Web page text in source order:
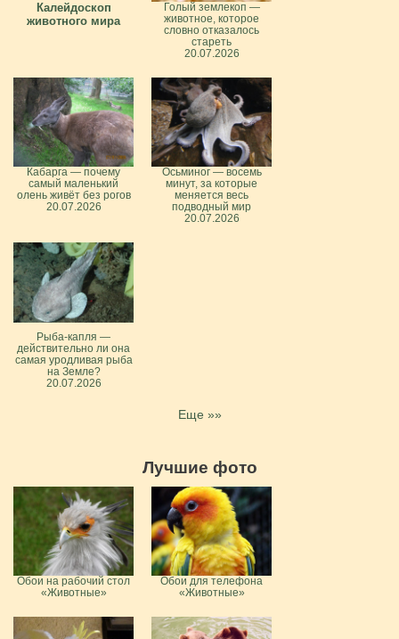
Калейдоскоп
животного мира
Голый землекоп —
животное, которое
словно отказалось
стареть
20.07.2026
Кабарга — почему
самый маленький
олень живёт без рогов
20.07.2026
Осьминог — восемь
минут, за которые
меняется весь
подводный мир
20.07.2026
Рыба-капля —
действительно ли она
самая уродливая рыба
на Земле?
20.07.2026
Еще »»
Лучшие фото
Обои на рабочий стол
«Животные»
Обои для телефона
«Животные»